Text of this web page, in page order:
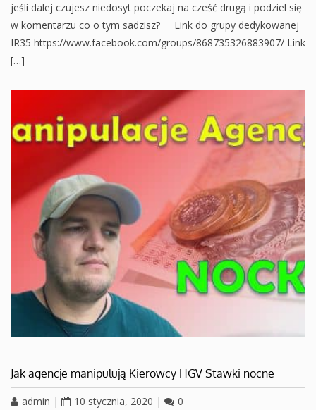
jeśli dalej czujesz niedosyt poczekaj na cześć drugą i podziel się
w komentarzu co o tym sadzisz? Link do grupy dedykowanej
IR35 https://www.facebook.com/groups/868735326883907/ Link
[…]
Jak agencje manipulują Kierowcy HGV Stawki nocne
admin | 10 stycznia, 2020 | 0